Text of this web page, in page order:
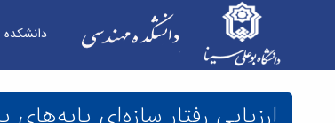
دانشکده